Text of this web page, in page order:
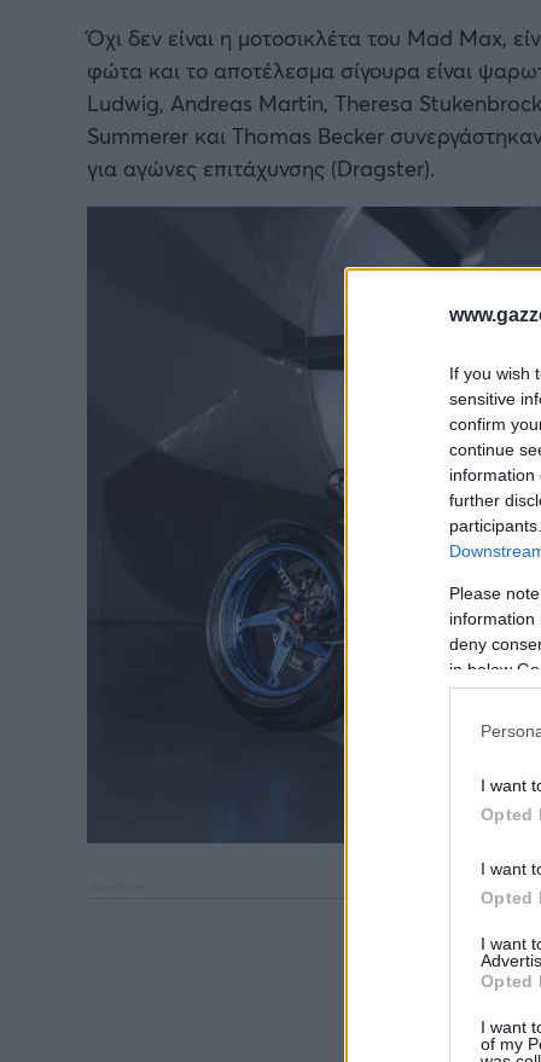
If you wish
sensitive
confirm
continue
information
further
Please
information
deny
in below
I want
Opted
I want
Opted
I want
Opted
I want
of my
Όχι δεν είναι η μοτοσικλέτα του Mad Max,
φώτα και το αποτέλεσμα σίγουρα είναι
Ludwig, Andreas Martin, Theresa
Summerer και Thomas Becker
για αγώνες επιτάχυνσης (Dragster).